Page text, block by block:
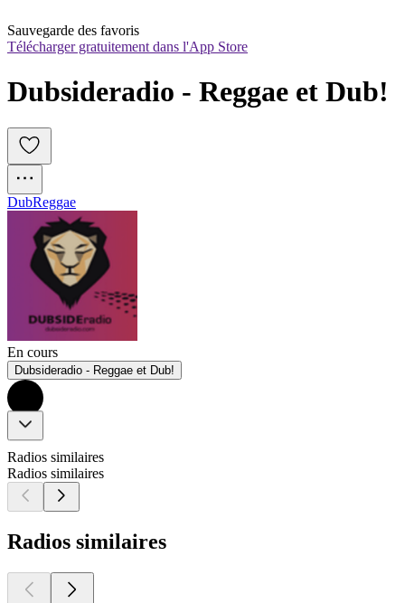
Sauvegarde des favoris
Télécharger gratuitement dans l'App Store
Dubsideradio - Reggae et Dub!
DubReggae
En cours
Dubsideradio - Reggae et Dub!
Radios similaires
Radios similaires
Radios similaires